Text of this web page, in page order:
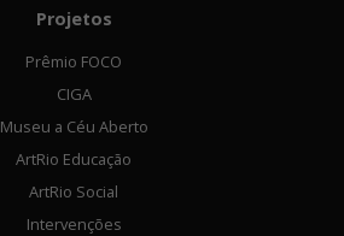
Projetos
Prêmio FOCO
CIGA
Museu a Céu Aberto
ArtRio Educação
ArtRio Social
Intervenções